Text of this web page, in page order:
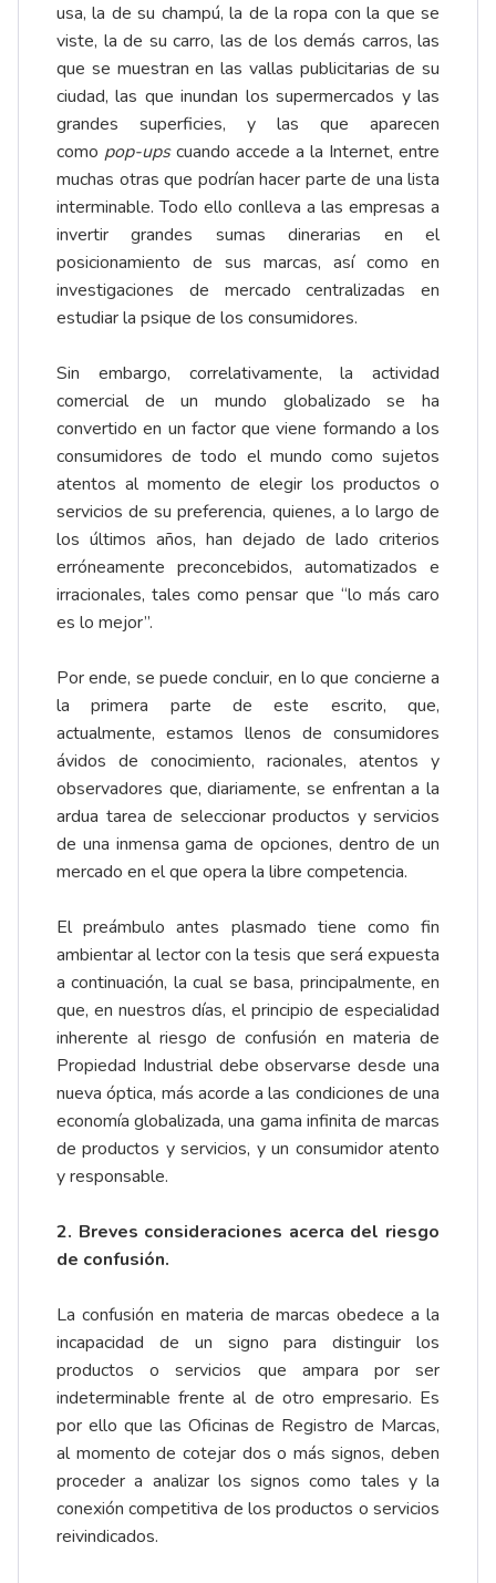
usa, la de su champú, la de la ropa con la que se
viste, la de su carro, las de los demás carros, las
que se muestran en las vallas publicitarias de su
ciudad, las que inundan los supermercados y las
grandes superficies, y las que aparecen
como pop-upscuando accede a la Internet, entre
muchas otras que podrían hacer parte de una lista
interminable. Todo ello conlleva a las empresas a
invertir grandes sumas dinerarias en el
posicionamiento de sus marcas, así como en
investigaciones de mercado centralizadas en
estudiar la psique de los consumidores.
Sin embargo, correlativamente, la actividad
comercial de un mundo globalizado se ha
convertido en un factor que viene formando a los
consumidores de todo el mundo como sujetos
atentos al momento de elegir los productos o
servicios de su preferencia, quienes, a lo largo de
los últimos años, han dejado de lado criterios
erróneamente preconcebidos, automatizados e
irracionales, tales como pensar que “lo más caro
es lo mejor”.
Por ende, se puede concluir, en lo que concierne a
la primera parte de este escrito, que,
actualmente, estamos llenos de consumidores
ávidos de conocimiento, racionales, atentos y
observadores que, diariamente, se enfrentan a la
ardua tarea de seleccionar productos y servicios
de una inmensa gama de opciones, dentro de un
mercado en el que opera la libre competencia.
El preámbulo antes plasmado tiene como fin
ambientar al lector con la tesis que será expuesta
a continuación, la cual se basa, principalmente, en
que, en nuestros días, el principio de especialidad
inherente al riesgo de confusión en materia de
Propiedad Industrial debe observarse desde una
nueva óptica, más acorde a las condiciones de una
economía globalizada, una gama infinita de marcas
de productos y servicios, y un consumidor atento
y responsable.
2. Breves consideraciones acerca del riesgo
de confusión.
La confusión en materia de marcas obedece a la
incapacidad de un signo para distinguir los
productos o servicios que ampara por ser
indeterminable frente al de otro empresario. Es
por ello que las Oficinas de Registro de Marcas,
al momento de cotejar dos o más signos, deben
proceder a analizar los signos como tales y la
conexión competitiva de los productos o servicios
reivindicados.